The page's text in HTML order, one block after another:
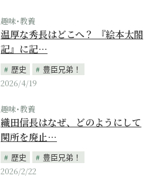
趣味･教養
温厚な秀長はどこへ？ 『絵本太閤
記』に記…
歴史
豊臣兄弟！
2026/4/19
趣味･教養
織田信長はなぜ、どのようにして
関所を廃止…
歴史
豊臣兄弟！
2026/2/22